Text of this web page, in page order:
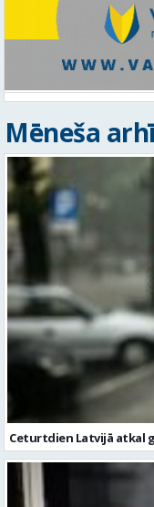
Mēneša
Ceturtdien Latvijā atkal